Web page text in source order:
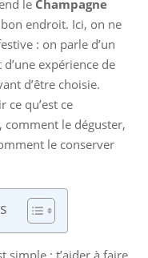
le Champagne
endroit. Ici, on ne
: on parle d’un
expérience de
d’être choisie.
ce qu’est ce
comment le déguster,
le conserver
simple : t’aider à faire